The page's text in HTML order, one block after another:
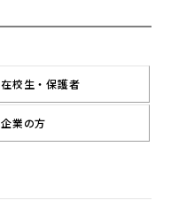
在校生・保護者
企業の方